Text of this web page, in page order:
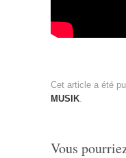
Cet article a été
MUSIK
Vous